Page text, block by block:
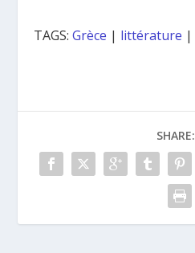
TAGS:Grèce | littérature |
SHARE: